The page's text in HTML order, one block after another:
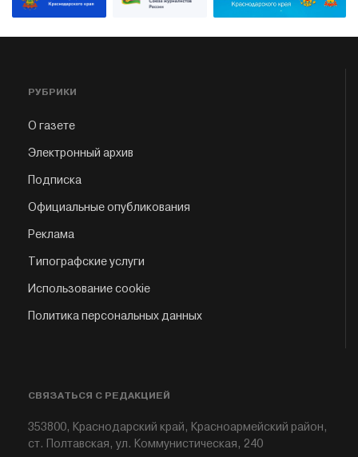
РУБРИКИ
О газете
Электронный архив
Подписка
Официальные опубликования
Реклама
Типографские услуги
Использование cookie
Политика персональных данных
СВЯЗАТЬСЯ С РЕДАКЦИЕЙ
353800, Краснодарский край, Красноармейский район,
ст. Полтавская, ул. Коммунистическая, 240